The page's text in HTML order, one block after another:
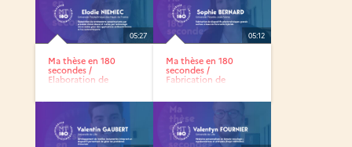
05:27
Ma thèse en 180
secondes /
Elaboration de
05:12
Ma thèse en 180
secondes /
Fabrication de